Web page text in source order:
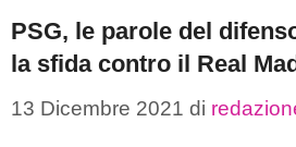
PSG, le parole del
la sfida contro il Real
13 Dicembre 2021 di